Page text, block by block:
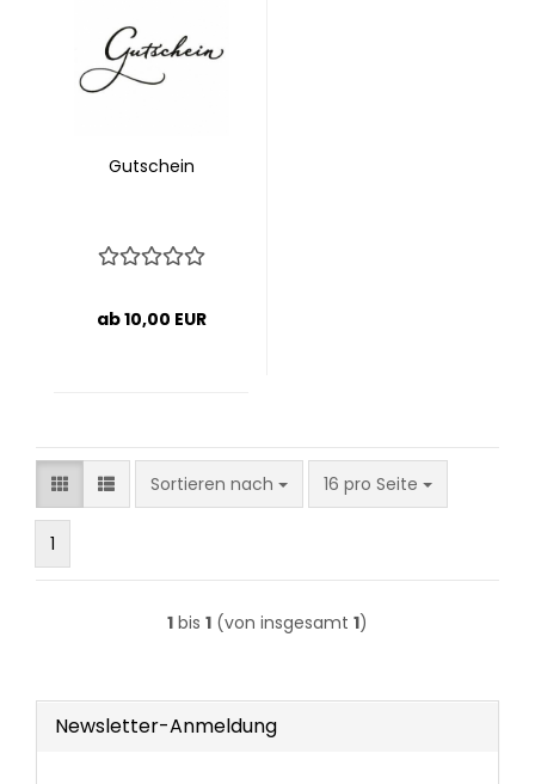
Gut­schein
ab 10,00 EUR
Sortieren nach
Sortieren nach 16 pro Seite
pro Seite
1
1 bis 1 (von insgesamt 1)
Newsletter-Anmeldung